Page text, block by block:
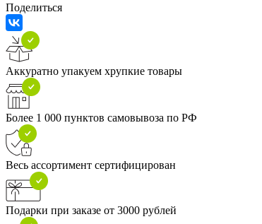
Поделиться
Аккуратно упакуем хрупкие товары
Более 1 000 пунктов самовывоза по РФ
Весь ассортимент сертифицирован
Подарки при заказе от 3000 рублей